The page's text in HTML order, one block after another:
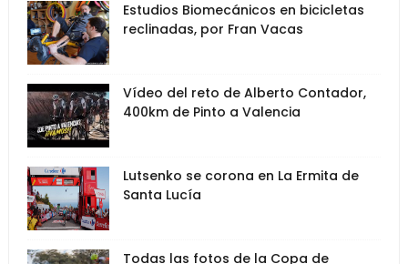
Estudios Biomecánicos en bicicletas
reclinadas, por Fran Vacas
Vídeo del reto de Alberto Contador,
400km de Pinto a Valencia
Lutsenko se corona en La Ermita de
Santa Lucía
Todas las fotos de la Copa de